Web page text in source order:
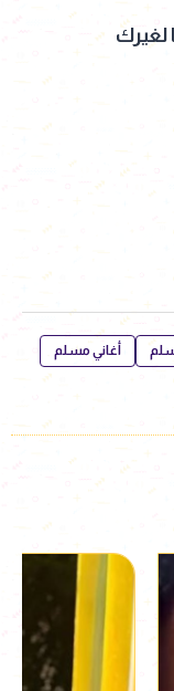
لغيرك
أغاني مسلم